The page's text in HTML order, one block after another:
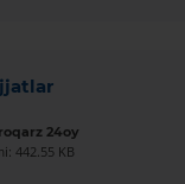
24oy
442.55 KB